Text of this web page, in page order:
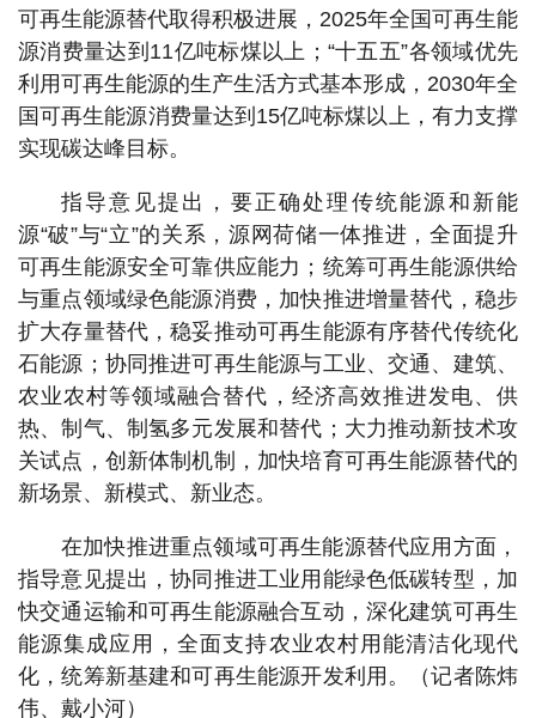
可再生能源替代取得积极进展，2025年全国可再生能
源消费量达到11亿吨标煤以上；“十五五”各领域优先
利用可再生能源的生产生活方式基本形成，2030年全
国可再生能源消费量达到15亿吨标煤以上，有力支撑
实现碳达峰目标。
指导意见提出，要正确处理传统能源和新能
源“破”与“立”的关系，源网荷储一体推进，全面提升
可再生能源安全可靠供应能力；统筹可再生能源供给
与重点领域绿色能源消费，加快推进增量替代，稳步
扩大存量替代，稳妥推动可再生能源有序替代传统化
石能源；协同推进可再生能源与工业、交通、建筑、
农业农村等领域融合替代，经济高效推进发电、供
热、制气、制氢多元发展和替代；大力推动新技术攻
关试点，创新体制机制，加快培育可再生能源替代的
新场景、新模式、新业态。
在加快推进重点领域可再生能源替代应用方面，
指导意见提出，协同推进工业用能绿色低碳转型，加
快交通运输和可再生能源融合互动，深化建筑可再生
能源集成应用，全面支持农业农村用能清洁化现代
化，统筹新基建和可再生能源开发利用。（记者陈炜
伟、戴小河）